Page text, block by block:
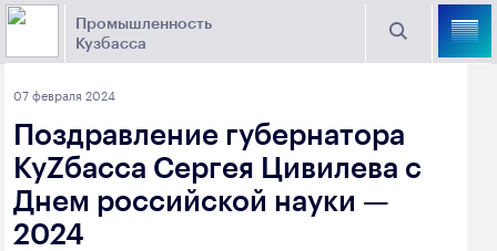
Промышленность
Кузбасса
Поиск
Торговая площадка Кузбасса
Выберите отрасль
Угольная промышленность
Предприятия
07 февраля 2024
Поздравление губернатора
КуZбасса Сергея Цивилева с
Днем российской науки —
2024